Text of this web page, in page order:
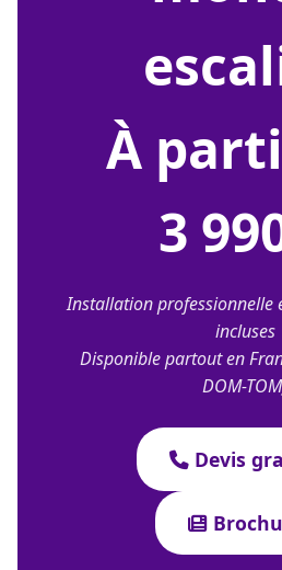
À
3
Installation professionnelle
incluses
Disponible partout en
DOM-
Devis